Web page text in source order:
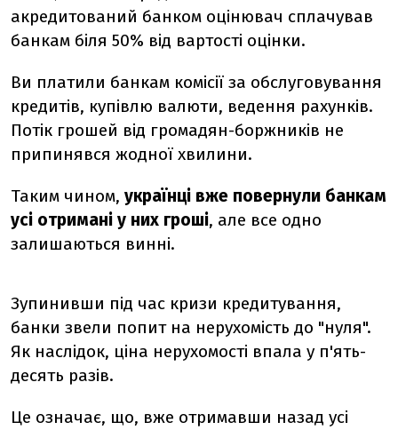
акредитований банком оцінювач сплачував
банкам біля 50% від вартості оцінки.
Ви платили банкам комісії за обслуговування
кредитів, купівлю валюти, ведення рахунків.
Потік грошей від громадян-боржників не
припинявся жодної хвилини.
Таким чином, українці вже повернули банкам
усі отримані у них гроші, але все одно
залишаються винні.
Зупинивши під час кризи кредитування,
банки звели попит на нерухомість до "нуля".
Як наслідок, ціна нерухомості впала у п'ять-
десять разів.
Це означає, що, вже отримавши назад усі